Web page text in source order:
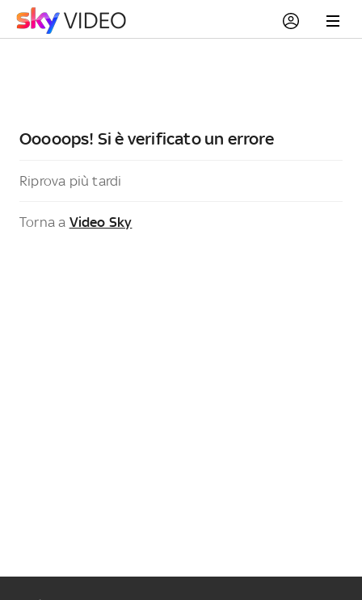
Ooooops! Si è verificato un errore
Riprova più tardi
Torna a Video Sky